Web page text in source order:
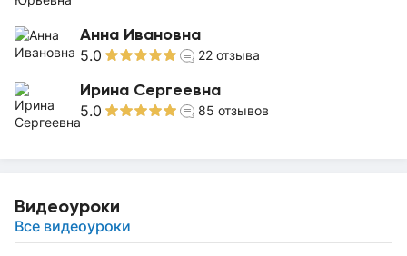
Анна Ивановна
5.0 22 отзыва
Ирина Сергеевна
5.0 85 отзывов
Видеоуроки
Все видеоуроки